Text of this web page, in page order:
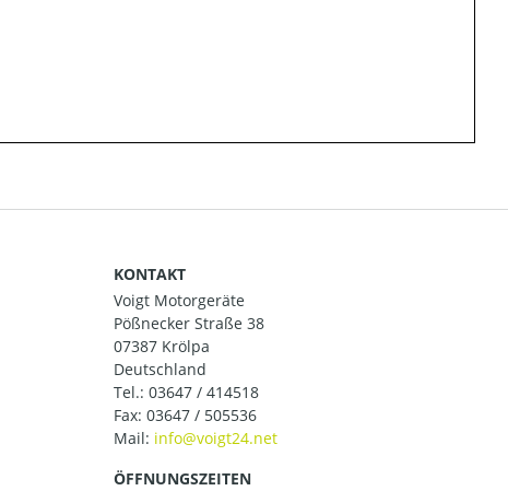
KONTAKT
Voigt Motorgeräte
Pößnecker Straße 38
07387 Krölpa
Deutschland
Tel.: 03647 / 414518
Fax: 03647 / 505536
Mail:
ÖFFNUNGSZEITEN